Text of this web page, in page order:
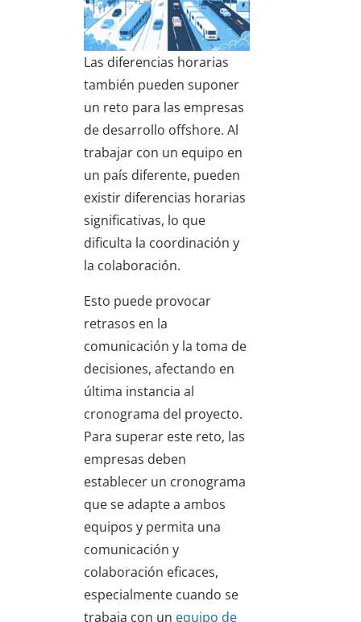
Las diferencias horarias
también pueden suponer
un reto para las empresas
de desarrollo offshore. Al
trabajar con un equipo en
un país diferente, pueden
existir diferencias horarias
significativas, lo que
dificulta la coordinación y
la colaboración.
Esto puede provocar
retrasos en la
comunicación y la toma de
decisiones, afectando en
última instancia al
cronograma del proyecto.
Para superar este reto, las
empresas deben
establecer un cronograma
que se adapte a ambos
equipos y permita una
comunicación y
colaboración eficaces,
especialmente cuando se
trabaja con un equipo de